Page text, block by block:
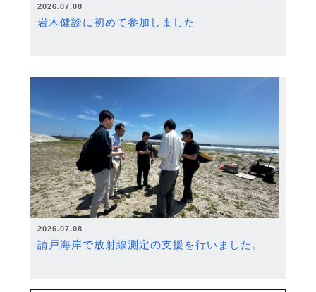
2026.07.08
岩木健診に初めて参加しました
2026.07.08
請戸海岸で放射線測定の支援を行いました。